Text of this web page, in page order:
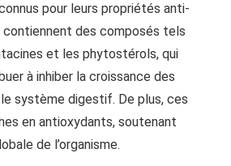
pour leurs propriétés anti-
contiennent des composés tels
et les phytostérols, qui
à inhiber la croissance des
système digestif. De plus, ces
en antioxydants, soutenant
de l’organisme.